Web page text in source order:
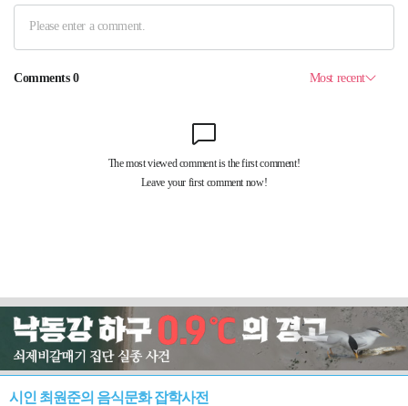
시인 최원준의 음식문화 잡학사전